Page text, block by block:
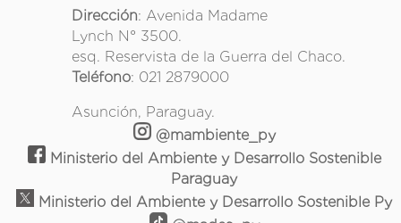
Dirección: Avenida Madame
Lynch N° 3500.
esq. Reservista de la Guerra del Chaco.
Teléfono: 021 2879000
Asunción, Paraguay.
@mambiente_py
Ministerio del Ambiente y Desarrollo Sostenible
Paraguay
Ministerio del Ambiente y Desarrollo Sostenible Py